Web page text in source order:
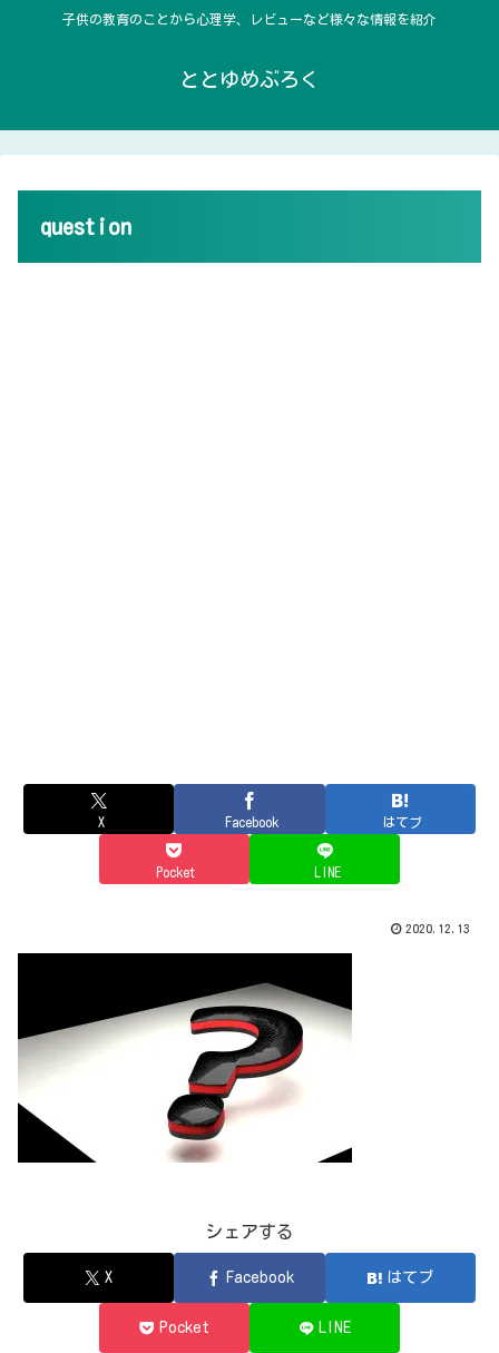
子供の教育のことから心理学、レビューなど様々な情報を紹介
ととゆめぶろく
question
X Facebook はてブ
Pocket LINE
2020.12.13
シェアする
X Facebook はてブ
Pocket LINE